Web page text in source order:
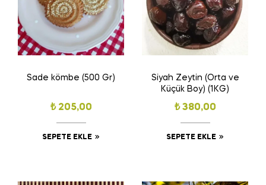
Sade kömbe (500 Gr)
₺205,00
SEPETE EKLE
Siyah Zeytin (Orta ve
Küçük Boy) (1KG)
₺380,00
SEPETE EKLE